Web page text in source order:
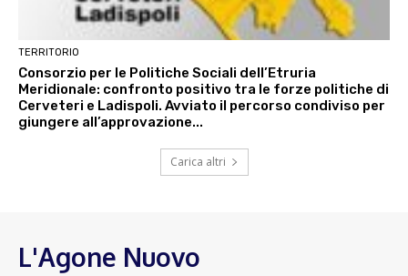
TERRITORIO
Consorzio per le Politiche Sociali dell’Etruria
Meridionale: confronto positivo tra le forze politiche di
Cerveteri e Ladispoli. Avviato il percorso condiviso per
giungere all’approvazione...
Carica altri
L'Agone Nuovo